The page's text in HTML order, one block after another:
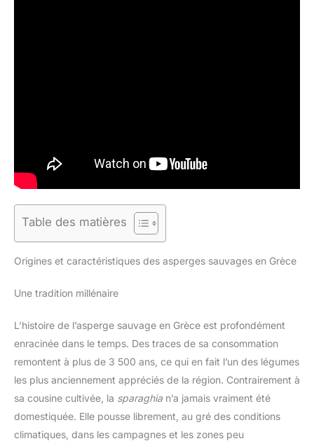
Table des matières
Origines et caractéristiques des asperges sauvages en Grèce
Une tradition millénaire
L’histoire de l’asperge sauvage en Grèce est profondément
enracinée dans le temps. Des traces de sa consommation
remontent à plus de 3 500 ans, ce qui en fait l’un des légumes
les plus anciennement appréciés de la région. Contrairement à
sa cousine cultivée, la sparaghia n’a jamais vraiment été
domestiquée. Elle pousse librement, au gré des conditions
climatiques, dans les campagnes et les zones peu